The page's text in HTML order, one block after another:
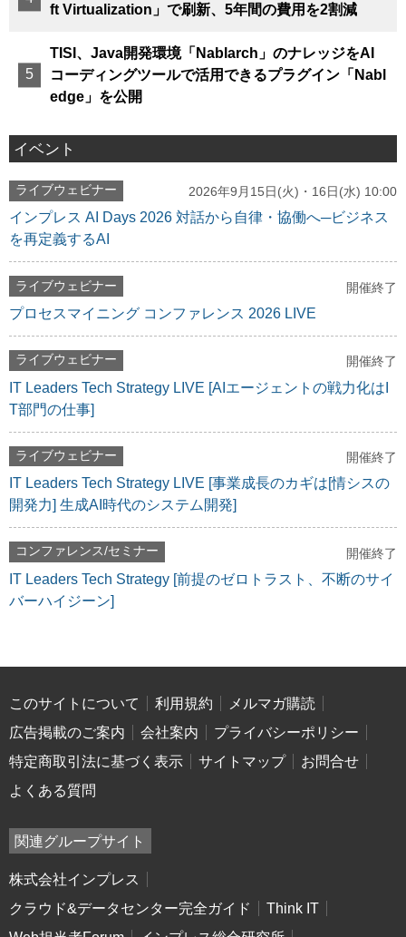
ft Virtualization」で刷新、5年間の費用を2割減
TISI、Java開発環境「Nablarch」のナレッジをAI
コーディングツールで活用できるプラグイン「Nabl
edge」を公開
イベント
ライブウェビナー 2026年9月15日(火)・16日(水) 10:00
インプレス AI Days 2026 対話から自律・協働へ─ビジネス
を再定義するAI
ライブウェビナー 開催終了
プロセスマイニング コンファレンス 2026 LIVE
ライブウェビナー 開催終了
IT Leaders Tech Strategy LIVE [AIエージェントの戦力化はI
T部門の仕事]
ライブウェビナー 開催終了
IT Leaders Tech Strategy LIVE [事業成長のカギは[情シスの
開発力] 生成AI時代のシステム開発]
コンファレンス/セミナー 開催終了
IT Leaders Tech Strategy [前提のゼロトラスト、不断のサイ
バーハイジーン]
このサイトについて 利用規約
メルマガ購読
広告掲載のご案内
会社案内
プライバシーポリシー
特定商取引法に基づく表示
サイトマップ
お問合せ
よくある質問
関連グループサイト
株式会社インプレス
クラウド&データセンター完全ガイド
Think IT